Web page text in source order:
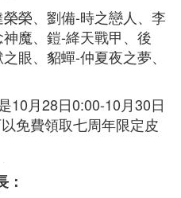
榮、劉備-時之戀人、李
魔、鎧-絳天戰甲、後
眼、貂蟬-仲夏夜之夢、
10月28日0:00-10月30日
免費領取七周年限定皮